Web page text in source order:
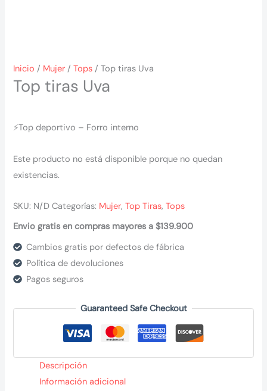
Inicio / Mujer /Tops / Top tiras Uva
Top tiras Uva
⚡Top deportivo – Forro interno
Este producto no está disponible porque no quedan
existencias.
SKU: N/D Categorías: Mujer,Top Tiras,Tops
Envio gratis en compras mayores a $139.900
Cambios gratis por defectos de fábrica
Política de devoluciones
Pagos seguros
Guaranteed Safe Checkout
Descripción
Información adicional